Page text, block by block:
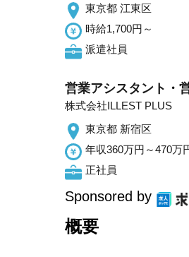
東京都 江東区
時給1,700円～
派遣社員
営業アシスタント・
株式会社ILLEST PLUS
東京都 新宿区
年収360万円～470万
正社員
Sponsored by
概要